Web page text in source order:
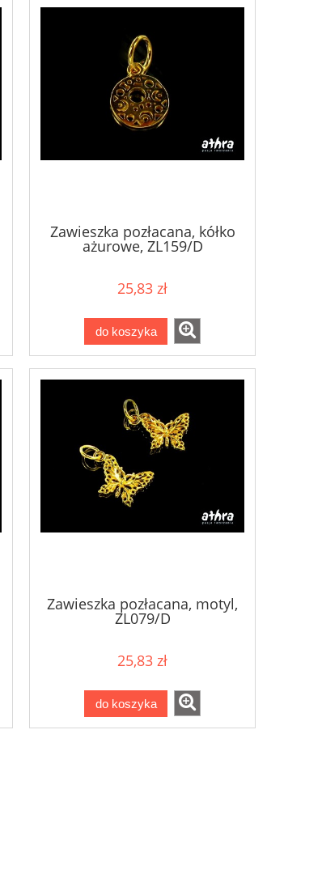
Zawieszka pozłacana, kółko
ażurowe, ZL159/D
25,83 zł
do koszyka
Zawieszka pozłacana, motyl,
ZL079/D
25,83 zł
do koszyka